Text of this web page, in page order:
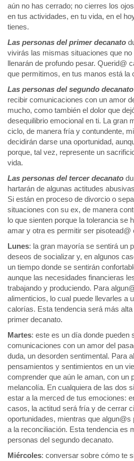
aún no has cerrado; no cierres los
en tus actividades, en tu vida, en el
tienes.
Las personas del primer decanato
vivirás las mismas situaciones que
llenarán de profundo pesar. Querid@
que permitimos, en tus manos está la
Las personas del segundo decanato
recibir comunicaciones con un amor
mucho, como también el dolor que
desequilibrio emocional en ti. La gran
ciclo, de manera fría y contundente,
decidirán darse una oportunidad,
porque, tal vez, represente un
vida.
Las personas del tercer decanato
hartarán de algunas actitudes
Si están en proceso de divorcio o
situaciones con su ex, de manera
lo que sienten porque la tolerancia se
amar y otra es permitir ser pisotead@
Lunes: la gran mayoría se sentirá un
deseos de socializar y, en algunos
un tiempo donde se sentirán
aunque las necesidades financieras
trabajando y produciendo. Para
alimenticios, lo cual puede llevarles a
calorías. Esta tendencia será más
primer decanato.
Martes: este es un día donde pueden
comunicaciones con un amor del
duda, un desorden sentimental. Para
pensamientos y sentimientos en un
comprender que aún le aman, con un
melancolía. En cualquiera de las dos
estar a la merced de tus emociones:
casos, la actitud será fría y de cerrar
oportunidades, mientras que
a la reconciliación. Esta tendencia es
personas del segundo decanato.
Miércoles: conversar sobre cómo te